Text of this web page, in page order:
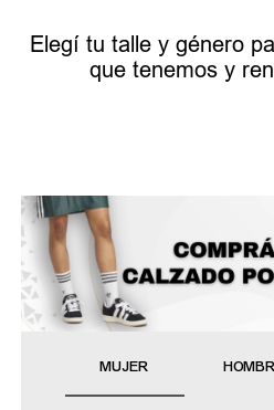
Elegí tu talle y género
que tenemos y
MUJER